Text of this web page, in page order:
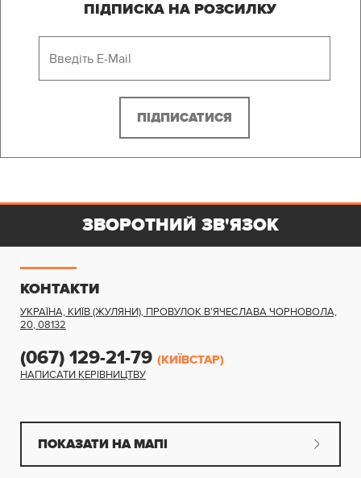
ПІДПИСКА НА РОЗСИЛКУ
КОНТАКТИ
УКРАЇНА, КИЇВ (ЖУЛЯНИ), ПРОВУЛОК В'ЯЧЕСЛАВА ЧОРНОВОЛА,
20,08132
(067) 129-21-79 (КИЇВСТАР)
НАПИСАТИ КЕРІВНИЦТВУ
ПОКАЗАТИ НА МАПІ
ЗВОРОТНИЙ ЗВ'ЯЗОК